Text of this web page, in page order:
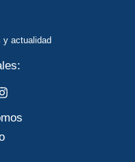
y actualidad